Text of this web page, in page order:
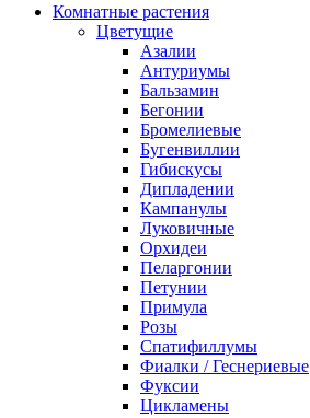
Комнатные растения
Цветущие
Азалии
Антуриумы
Бальзамин
Бегонии
Бромелиевые
Бугенвиллии
Гибискусы
Дипладении
Кампанулы
Луковичные
Орхидеи
Пеларгонии
Петунии
Примула
Розы
Спатифиллумы
Фиалки / Геснериевые
Фуксии
Цикламены